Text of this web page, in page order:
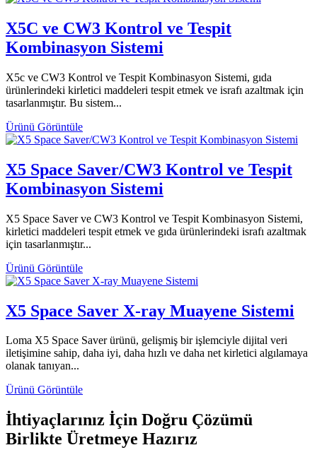
X5C ve CW3 Kontrol ve Tespit
Kombinasyon Sistemi
X5c ve CW3 Kontrol ve Tespit Kombinasyon Sistemi, gıda
ürünlerindeki kirletici maddeleri tespit etmek ve israfı azaltmak için
tasarlanmıştır. Bu sistem...
Ürünü Görüntüle
X5 Space Saver/CW3 Kontrol ve Tespit
Kombinasyon Sistemi
X5 Space Saver ve CW3 Kontrol ve Tespit Kombinasyon Sistemi,
kirletici maddeleri tespit etmek ve gıda ürünlerindeki israfı azaltmak
için tasarlanmıştır...
Ürünü Görüntüle
X5 Space Saver X-ray Muayene Sistemi
Loma X5 Space Saver ürünü, gelişmiş bir işlemciyle dijital veri
iletişimine sahip, daha iyi, daha hızlı ve daha net kirletici algılamaya
olanak tanıyan...
Ürünü Görüntüle
İhtiyaçlarınız İçin Doğru Çözümü
Birlikte Üretmeye Hazırız